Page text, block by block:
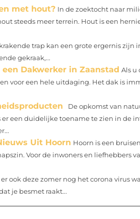
met hout? In de zoektocht naar
steeds meer terrein. Hout is een
trap kan een grote ergernis zijn
gekraak,...
Dakwerker in Zaanstad Als u
voor een hele uitdaging. Het dak is
De opkomst van
een duidelijke toename te zien in de
Uit Hoorn Hoorn is een
Voor de inwoners en liefhebbers
er ook deze zomer nog het corona virus
je besmet raakt...